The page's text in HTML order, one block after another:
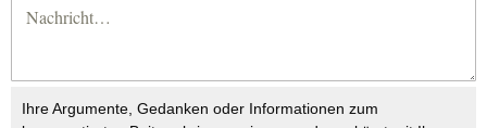
Ihre Argumente, Gedanken oder Informationen zum